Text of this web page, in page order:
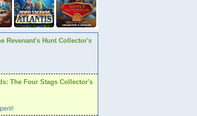
Revenant's Hunt Collector's
The Four Stags Collector's